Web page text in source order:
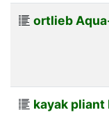
ortlieb
kayak pliant